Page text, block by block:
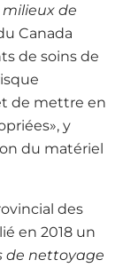
de
Canada
de soins de
de mettre en
y
du matériel
des
en 2018 un
de nettoyage